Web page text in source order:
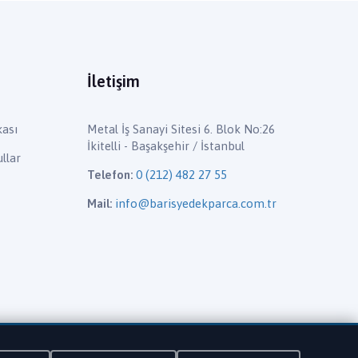
İletişim
Metal İş Sanayi Sitesi 6. Blok No:26
İkitelli - Başakşehir / İstanbul
Telefon: 0 (212) 482 27 55
Mail: info@barisyedekparca.com.tr